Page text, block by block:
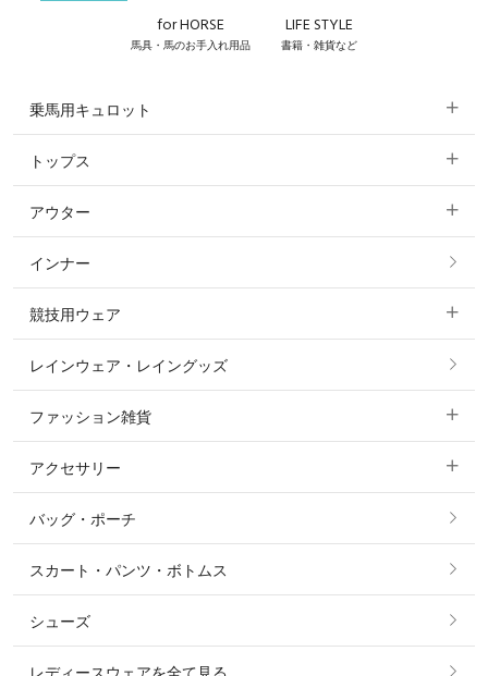
for HORSE
馬具・馬のお手入れ用品
LIFE STYLE
書籍・雑貨など
乗馬用キュロット
すべてのキュロット
フルグリップ・尻革 キュロット
ニーグリップ・膝革 キュロット
トップス
すべてのトップス
ポロシャツ
カットソー・Tシャツ・タンクトップ
ニット・セーター
シャツ・ブラウス・ワンピース
アウター
すべてのアウター
コート
ジャケット・ブルゾン
インナー
競技用ウェア
すべての競技用ウェア
ショージャケット
ショーシャツ
レインウェア・レイングッズ
ファッション雑貨
すべてのファッション雑貨
ソックス
ベルト
アクセサリー
すべてのアクセサリー
リング
ピアス・イヤリング
バッグ・ポーチ
スカート・パンツ・ボトムス
シューズ